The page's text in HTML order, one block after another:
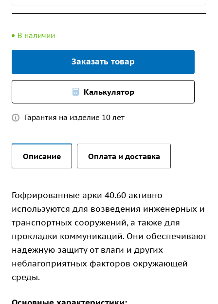
В наличии
Заказать товар
Калькулятор
Гарантия на изделие 10 лет
Описание Оплата и доставка
Гофрированные арки 40.60 активно
используются для возведения инженерных и
транспортных сооружений, а также для
прокладки коммуникаций. Они обеспечивают
надежную защиту от влаги и других
неблагоприятных факторов окружающей
среды.